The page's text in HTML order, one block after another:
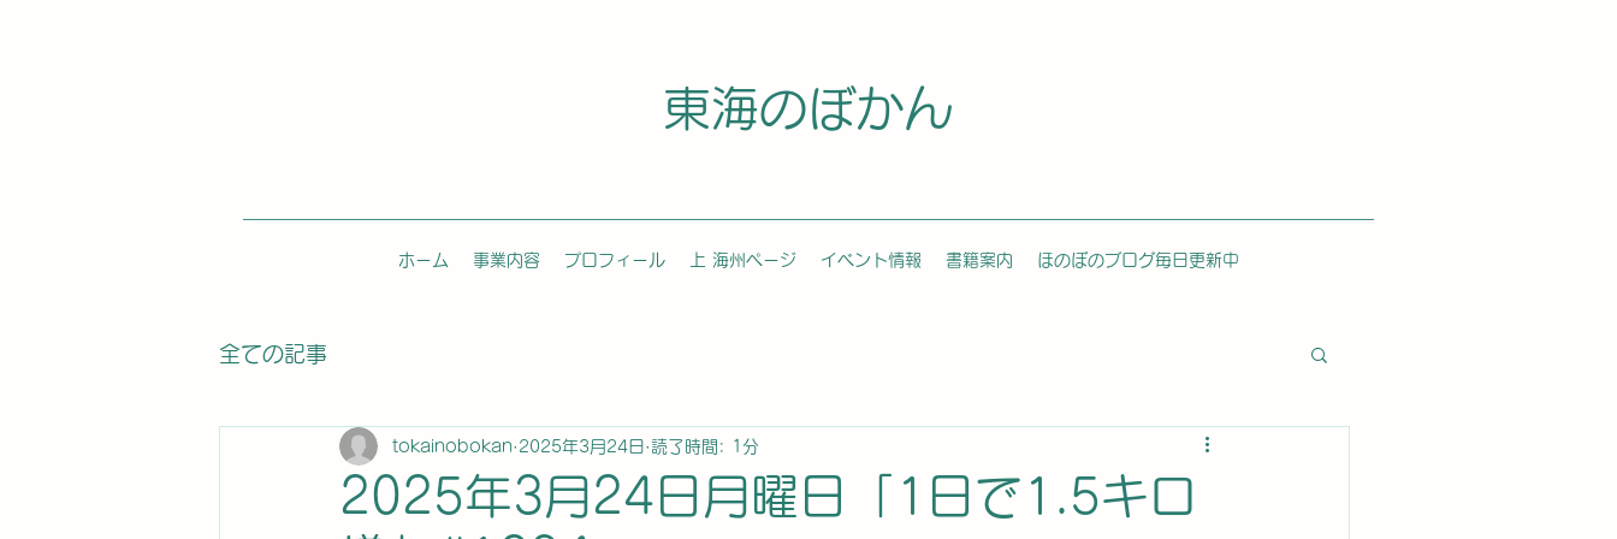
東海のぼかん
ホーム 事業内容 プロフィール 上 海州ページ イベント情報 書籍案内 ほのぼのブログ毎日更新中
全ての記事
2025年3月24日月曜日「1日で1.5キロ
tokainobokan 2025年3月24日 読了時間: 1分